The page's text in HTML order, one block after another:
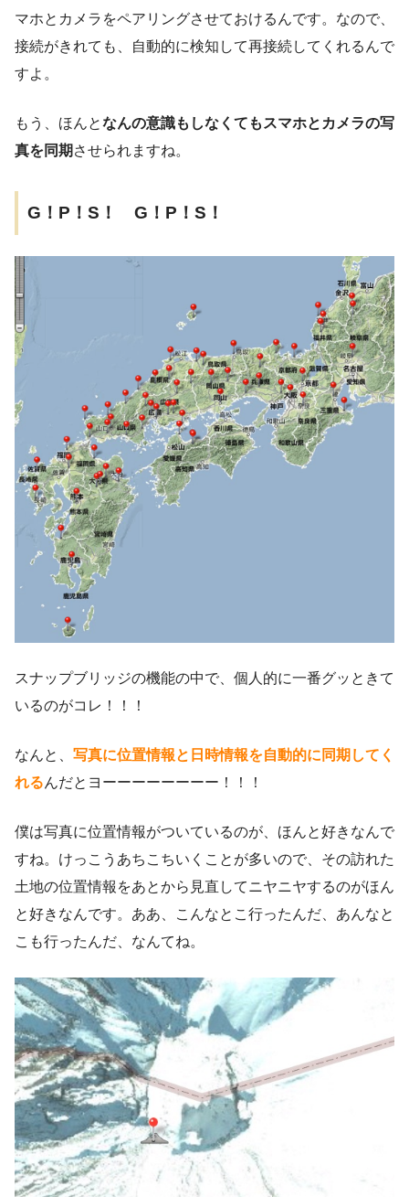
マホとカメラをペアリングさせておけるんです。なので、
接続がきれても、自動的に検知して再接続してくれるんで
すよ。
もう、ほんとなんの意識もしなくてもスマホとカメラの写
真を同期 させられますね。
G！P！S！ G！P！S！
スナップブリッジの機能の中で、個人的に一番グッときて
いるのがコレ！！！
なんと、 写真に位置情報と日時情報を自動的に同期してく
れるんだとヨーーーーーーーー！！！
僕は写真に位置情報がついているのが、ほんと好きなんで
すね。けっこうあちこちいくことが多いので、その訪れた
土地の位置情報をあとから見直してニヤニヤするのがほん
と好きなんです。ああ、こんなとこ行ったんだ、あんなと
こも行ったんだ、なんてね。